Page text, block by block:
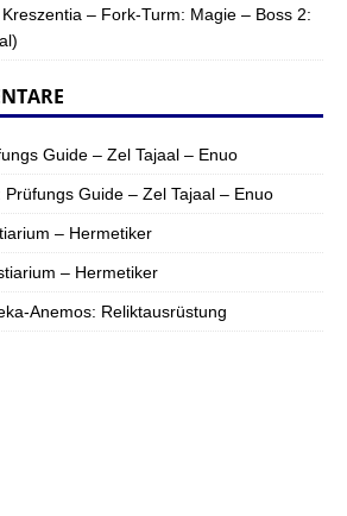
– Fork-Turm: Magie – Boss 2:
Guide – Zel Tajaal – Enuo
Prüfungs Guide – Zel Tajaal – Enuo
– Hermetiker
– Hermetiker
Anemos: Reliktausrüstung